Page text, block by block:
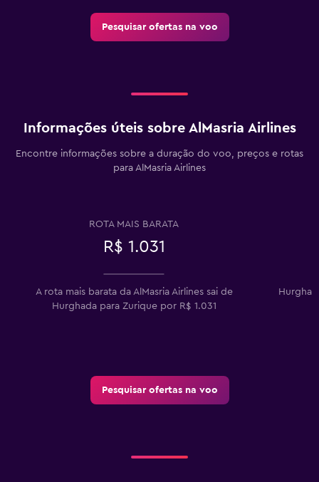
Pesquisar ofertas na voo
Informações úteis sobre AlMasria Airlines
Encontre informações sobre a duração do voo, preços e rotas
para AlMasria Airlines
ROTA MAIS BARATA
R$ 1.031
A rota mais barata da AlMasria Airlines sai de
Hurghada para Zurique por R$ 1.031
Pesquisar ofertas na voo